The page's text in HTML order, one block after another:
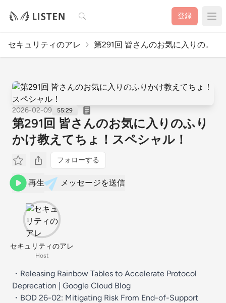
検索 登録
セキュリティのアレ 第291回 皆さんのお気に入りの..
2026-02-09 55:29
第291回 皆さんのお気に入りのふり
かけ教えてちょ！スペシャル！
フォローする
再生 メッセージを送信
セキュリティのアレ
Host
・ Releasing Rainbow Tables to Accelerate Protocol
Deprecation | Google Cloud Blog
・ BOD 26-02: Mitigating Risk From End-of-Support